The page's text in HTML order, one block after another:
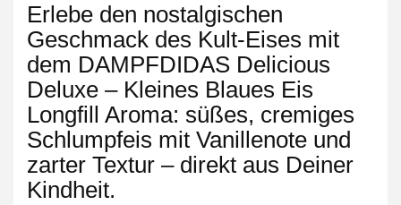
Erlebe den nostalgischen
Geschmack des Kult‑Eises mit
dem DAMPFDIDAS Delicious
Deluxe – Kleines Blaues Eis
Longfill Aroma: süßes, cremiges
Schlumpfeis mit Vanillenote und
zarter Textur – direkt aus Deiner
Kindheit.